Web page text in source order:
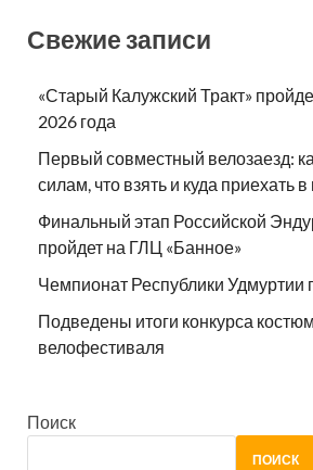
Свежие записи
«Старый Калужский Тракт»
2026 года
Первый совместный велозаезд:
силам, что взять и куда приехать
Финальный этап Российской
пройдет на ГЛЦ «Банное»
Чемпионат Республики Удмуртии
Подведены итоги конкурса
велофестиваля
Поиск
ПОИСК